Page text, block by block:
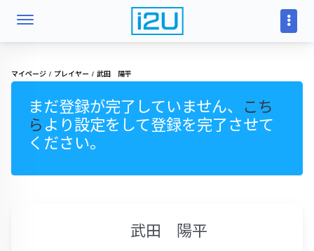
マイページ プレイヤー 武田 陽平
まだ登録が完了していません、
こち
ら より設定をして登録を完了させて
ください。
武田 陽平